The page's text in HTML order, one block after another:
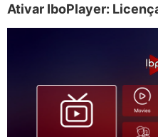
Ativar IboPlayer: